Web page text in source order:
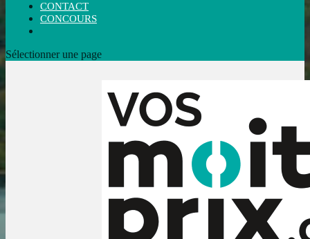
CONTACT
CONCOURS
Sélectionner une page